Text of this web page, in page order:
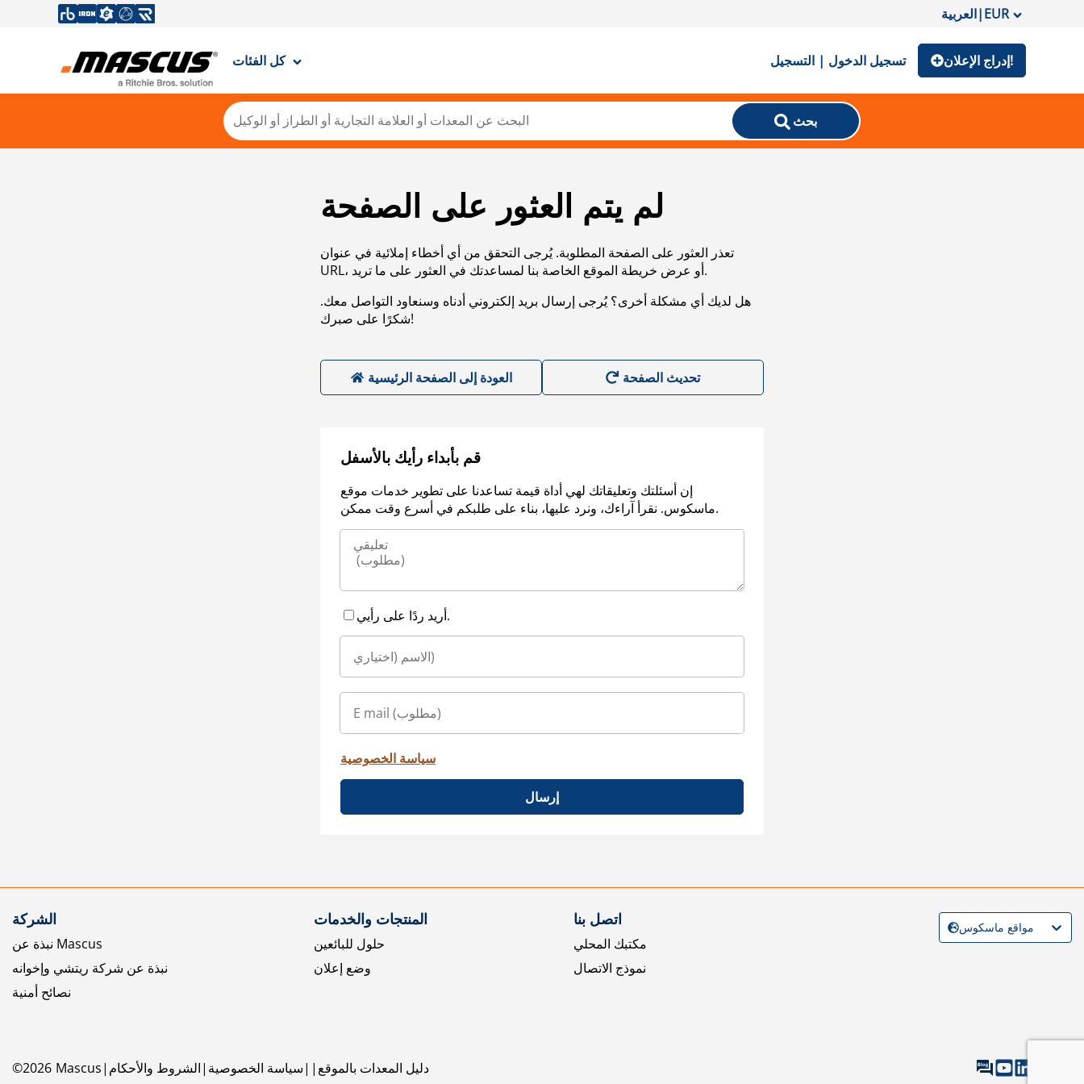
العربية|EUR
كل الفئات تسجيل الدخول | التسجيل إدراج الإعلان!
بحث
لم يتم العثور على الصفحة
تعذر العثور على الصفحة المطلوبة. يُرجى التحقق من أي أخطاء إملائية في عنوان
URL، أو عرض خريطة الموقع الخاصة بنا لمساعدتك في العثور على ما تريد.
هل لديك أي مشكلة أخرى؟ يُرجى إرسال بريد إلكتروني أدناه وسنعاود التواصل معك.
شكرًا على صبرك!
العودة إلى الصفحة الرئيسية
قم بأبداء رأيك بالأسفل
إن أسئلتك وتعليقاتك لهي أداة قيمة تساعدنا على تطوير خدمات موقع
ماسكوس. نقرأ آراءك، ونرد عليها، بناء على طلبكم في أسرع وقت ممكن.
أريد ردًا على رأيي.
سياسة الخصوصية
إرسال
الشركة
نبذة عن Mascus
نبذة عن شركة ريتشي وإخوانه
نصائح أمنية
المنتجات والخدمات
حلول للبائعين
وضع إعلان
اتصل بنا
مكتبك المحلي
نموذج الاتصال
©2026 Mascus الشروط والأحكام سياسة الخصوصية دليل المعدات بالموقع
مواقع ماسكوس